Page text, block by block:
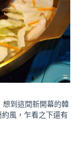
想到這間新開幕的韓
風，乍看之下還有